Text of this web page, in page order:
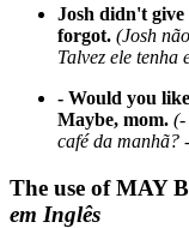
Josh didn't
forgot. (Josh
Talvez ele tenha
- Would you
Maybe, mom. (-
café da manhã?
The use of MAY
em Inglês